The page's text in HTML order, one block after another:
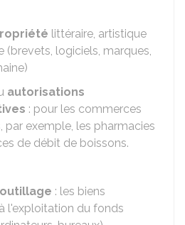
littéraire, artistique
(brevets, logiciels, marques,
autorisations
: pour les commerces
par exemple, les pharmacies
de débit de boissons.
outillage : les biens
l'exploitation du fonds